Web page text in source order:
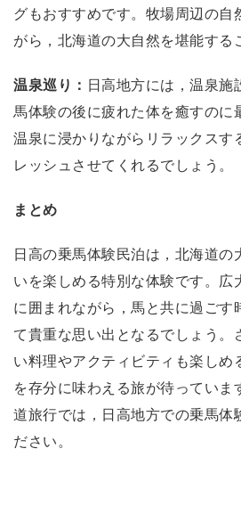
グもおすすめです。牧場周辺の自
がら，北海道の大自然を堪能する
温泉巡り： 日高地方には，温泉
馬体験の後に疲れた体を癒すのに
温泉に浸かりながらリラックスす
レッシュさせてくれるでしょう。
まとめ
日高の乗馬体験民泊は，北海道の
いを楽しめる特別な体験です。広
に囲まれながら，馬と共に過ごす
て貴重な思い出となるでしょう。
い料理やアクティビティも楽しめ
を存分に味わえる旅が待っていま
道旅行では，日高地方での乗馬体
ださい。